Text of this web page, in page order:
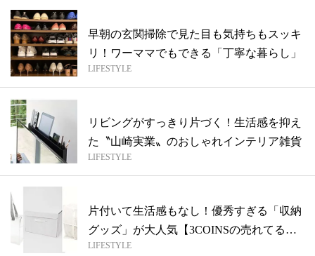
早朝の玄関掃除で見た目も気持ちもスッキ
リ！ワーママでもできる「丁寧な暮らし」
LIFESTYLE
リビングがすっきり片づく！生活感を抑え
た〝山崎実業〟のおしゃれインテリア雑貨
LIFESTYLE
片付いて生活感もなし！優秀すぎる「収納
グッズ」が大人気【3COINSの売れてる
物...
LIFESTYLE